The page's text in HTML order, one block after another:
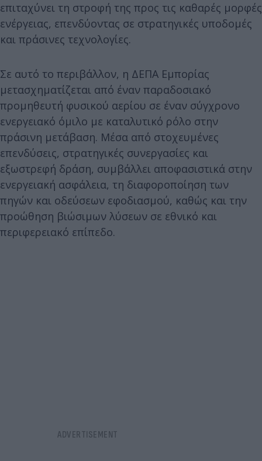
επιταχύνει τη στροφή της προς τις καθαρές μορφές
ενέργειας, επενδύοντας σε στρατηγικές υποδομές
και πράσινες τεχνολογίες.
Σε αυτό το περιβάλλον, η ΔΕΠΑ Εμπορίας
μετασχηματίζεται από έναν παραδοσιακό
προμηθευτή φυσικού αερίου σε έναν σύγχρονο
ενεργειακό όμιλο με καταλυτικό ρόλο στην
πράσινη μετάβαση. Μέσα από στοχευμένες
επενδύσεις, στρατηγικές συνεργασίες και
εξωστρεφή δράση, συμβάλλει αποφασιστικά στην
ενεργειακή ασφάλεια, τη διαφοροποίηση των
πηγών και οδεύσεων εφοδιασμού, καθώς και την
προώθηση βιώσιμων λύσεων σε εθνικό και
περιφερειακό επίπεδο.